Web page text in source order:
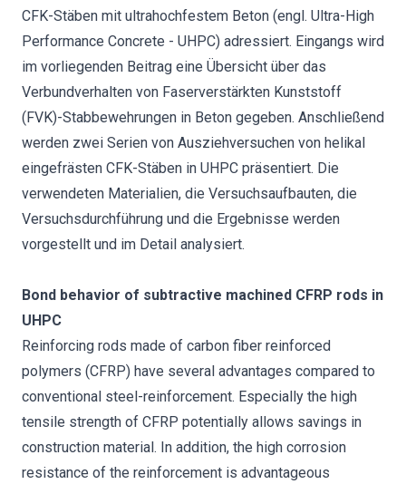
CFK-Stäben mit ultrahochfestem Beton (engl. Ultra-High
Performance Concrete - UHPC) adressiert. Eingangs wird
im vorliegenden Beitrag eine Übersicht über das
Verbundverhalten von Faserverstärkten Kunststoff
(FVK)-Stabbewehrungen in Beton gegeben. Anschließend
werden zwei Serien von Ausziehversuchen von helikal
eingefrästen CFK-Stäben in UHPC präsentiert. Die
verwendeten Materialien, die Versuchsaufbauten, die
Versuchsdurchführung und die Ergebnisse werden
vorgestellt und im Detail analysiert.
Bond behavior of subtractive machined CFRP rods in
UHPC
Reinforcing rods made of carbon fiber reinforced
polymers (CFRP) have several advantages compared to
conventional steel-reinforcement. Especially the high
tensile strength of CFRP potentially allows savings in
construction material. In addition, the high corrosion
resistance of the reinforcement is advantageous